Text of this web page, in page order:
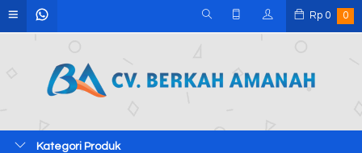
Rp 0 0
Kategori Produk